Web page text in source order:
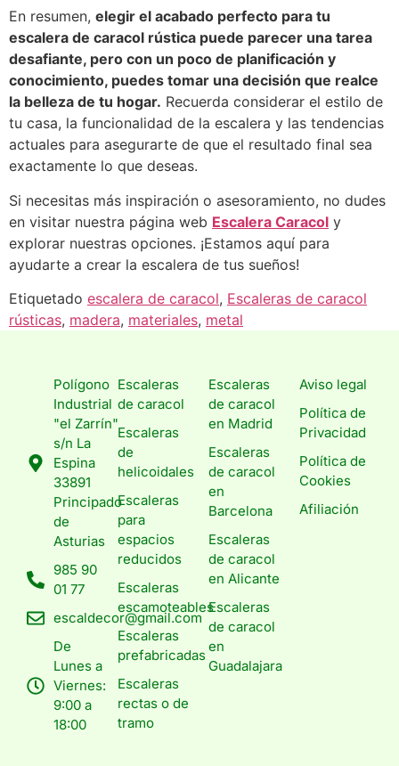
En resumen, elegir el acabado perfecto para tu
escalera de caracol rústica puede parecer una tarea
desafiante, pero con un poco de planificación y
conocimiento, puedes tomar una decisión que realce
la belleza de tu hogar. Recuerda considerar el estilo de
tu casa, la funcionalidad de la escalera y las tendencias
actuales para asegurarte de que el resultado final sea
exactamente lo que deseas.
Si necesitas más inspiración o asesoramiento, no dudes
en visitar nuestra página web Escalera Caracol y
explorar nuestras opciones. ¡Estamos aquí para
ayudarte a crear la escalera de tus sueños!
Etiquetado escalera de caracol, Escaleras de caracol
rústicas, madera, materiales, metal
Polígono
Industrial
"el Zarrín"
s/n La
Espina
33891
Principado
de
Asturias
985 90
01 77
escaldecor@gmail.com
De
Lunes a
Viernes:
9:00 a
18:00
Escaleras
de caracol
Escaleras
de
helicoidales
Escaleras
para
espacios
reducidos
Escaleras
escamoteables
Escaleras
prefabricadas
Escaleras
rectas o de
tramo
Escaleras
de caracol
en Madrid
Escaleras
de caracol
en
Barcelona
Escaleras
de caracol
en Alicante
Escaleras
de caracol
en
Guadalajara
Aviso legal
Política de
Privacidad
Política de
Cookies
Afiliación